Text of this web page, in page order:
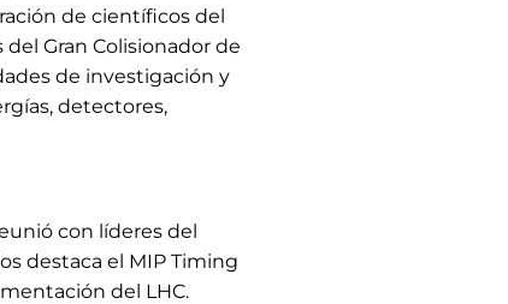
de científicos del
del Gran Colisionador de
de investigación y
detectores,
con líderes del
destaca el MIP Timing
del LHC.